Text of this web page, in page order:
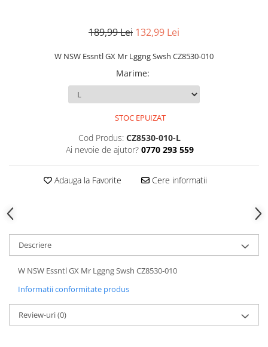
189,99 Lei 132,99 Lei
W NSW Essntl GX Mr Lggng Swsh CZ8530-010
Marime:
STOC EPUIZAT
Cod Produs: CZ8530-010-L
Ai nevoie de ajutor? 0770 293 559
Adauga la Favorite Cere informatii
Descriere
W NSW Essntl GX Mr Lggng Swsh CZ8530-010
Informatii conformitate produs
Review-uri(0)